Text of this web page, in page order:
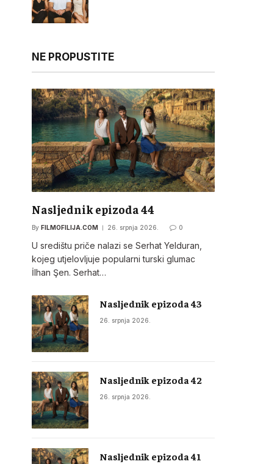
NE PROPUSTITE
Nasljednik epizoda 44
By FILMOFILIJA.COM 26. srpnja 2026. 0
U središtu priče nalazi se Serhat Yelduran,
kojeg utjelovljuje popularni turski glumac
İlhan Şen. Serhat…
Nasljednik epizoda 43
26. srpnja 2026.
Nasljednik epizoda 42
26. srpnja 2026.
Nasljednik epizoda 41